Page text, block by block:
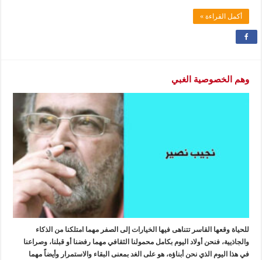
أكمل القراءة »
وهم الخصوصية الغبي
للحياة وقعها القاسر تتناهى فيها الخيارات إلى الصفر مهما امتلكنا من الذكاء
والجاذيية، فنحن أولاد اليوم بكامل محمولنا الثقافي مهما رفضنا أو قبلنا، وصراعنا
في هذا اليوم الذي نحن أبناؤه، هو على الغد بمعنى البقاء والاستمرار وأيضاً مهما